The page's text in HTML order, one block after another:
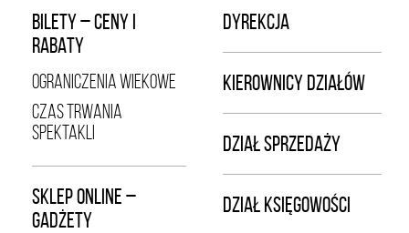
BILETY – CENY I
RABATY
OGRANICZENIA WIEKOWE
CZAS TRWANIA
SPEKTAKLI
SKLEP ONLINE –
GADŻETY
DYREKCJA
KIEROWNICY DZIAŁÓW
DZIAŁ SPRZEDAŻY
DZIAŁ KSIĘGOWOŚCI